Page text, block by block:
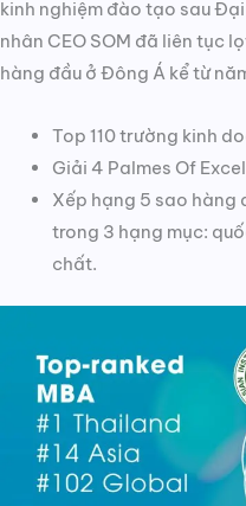
kinh nghiệm đào tạo sau
nhân CEO SOM đã liên tục
hàng đầu ở Đông Á kể từ
Top 110 trường kinh
Giải 4 Palmes Of
Xếp hạng 5 sao hàng
trong 3 hạng mục:
chất.